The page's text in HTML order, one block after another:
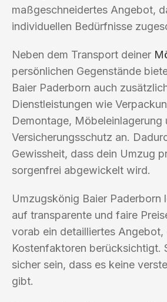
maßgeschneidertes Angebot,
individuellen Bedürfnisse
Neben dem Transport deiner
persönlichen Gegenstände
Baier Paderborn auch
Dienstleistungen wie
Demontage, Möbeleinlagerung
Versicherungsschutz an.
Gewissheit, dass dein Umzug
sorgenfrei abgewickelt wird.
Umzugskönig Baier Paderborn
auf transparente und faire
vorab ein detailliertes Angebot,
Kostenfaktoren berücksichtigt.
sicher sein, dass es keine
gibt.